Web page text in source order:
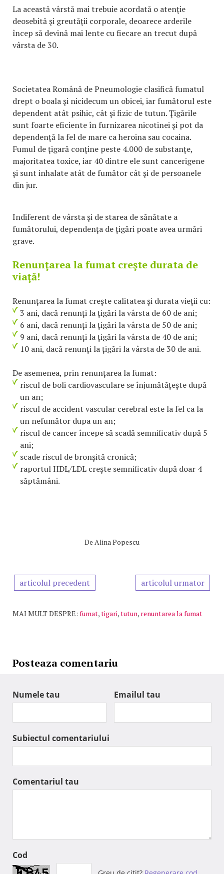
La această vârstă mai trebuie acordată o atenţie
deosebită şi greutăţii corporale, deoarece arderile
încep să devină mai lente cu fiecare an trecut după
vârsta de 30.
Societatea Română de Pneumologie clasifică fumatul
drept o boala şi nicidecum un obicei, iar fumătorul este
dependent atât psihic, cât şi fizic de tutun. Ţigările
sunt foarte eficiente în furnizarea nicotinei şi pot da
dependenţă la fel de mare ca heroina sau cocaina.
Fumul de ţigară conţine peste 4.000 de substanţe,
majoritatea toxice, iar 40 dintre ele sunt cancerigene
şi sunt inhalate atât de fumător cât şi de persoanele
din jur.
Indiferent de vârsta şi de starea de sănătate a
fumătorului, dependenţa de ţigări poate avea urmări
grave.
Renunţarea la fumat creşte durata de
viaţă!
Renunţarea la fumat creşte calitatea şi durata vieţii cu:
3 ani, dacă renunţi la ţigări la vârsta de 60 de ani;
6 ani, dacă renunţi la ţigări la vârsta de 50 de ani;
9 ani, dacă renunţi la ţigări la vârsta de 40 de ani;
10 ani, dacă renunţi la ţigări la vârsta de 30 de ani.
De asemenea, prin renunţarea la fumat:
riscul de boli cardiovasculare se înjumătăţeşte după
un an;
riscul de accident vascular cerebral este la fel ca la
un nefumător dupa un an;
riscul de cancer începe să scadă semnificativ după 5
ani;
scade riscul de bronşită cronică;
raportul HDL/LDL creşte semnificativ după doar 4
săptămâni.
De Alina Popescu
articolul precedent articolul urmator
MAI MULT DESPRE: fumat,tigari,tutun, renuntarea la fumat
Posteaza comentariu
Numele tau Emailul tau
Subiectul comentariului
Comentariul tau
Cod